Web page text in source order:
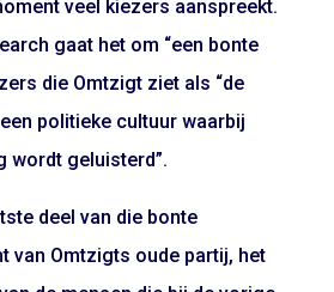
veel kiezers aanspreekt.
gaat het om “een bonte
die Omtzigt ziet als “de
politieke cultuur waarbij
wordt geluisterd”.
deel van die bonte
van Omtzigts oude partij, het